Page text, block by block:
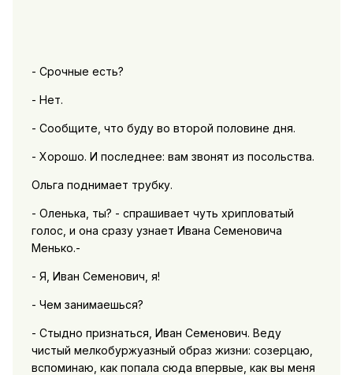
- Срочные есть?
- Нет.
- Сообщите, что буду во второй половине дня.
- Хорошо. И последнее: вам звонят из посольства.
Ольга поднимает трубку.
- Оленька, ты? - спрашивает чуть хрипловатый
голос, и она сразу узнает Ивана Семеновича
Менько.-
- Я, Иван Семенович, я!
- Чем занимаешься?
- Стыдно признаться, Иван Семенович. Веду
чистый мелкобуржуазный образ жизни: созерцаю,
вспоминаю, как попала сюда впервые, как вы меня